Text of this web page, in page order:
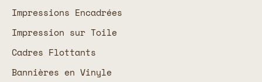
Impressions Encadrées
Impression sur Toile
Cadres Flottants
Bannières en Vinyle